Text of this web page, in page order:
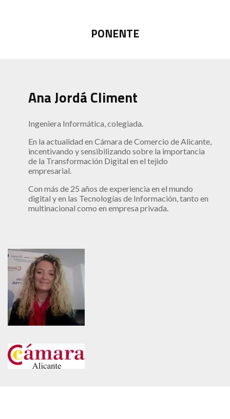
PONENTE
Ana Jordá Climent
Ingeniera Informática, colegiada.
En la actualidad en Cámara de Comercio de Alicante,
incentivando y sensibilizando sobre la importancia
de la Transformación Digital en el tejido
empresarial.
Con más de 25 años de experiencia en el mundo
digital y en las Tecnologías de Información, tanto en
multinacional como en empresa privada.